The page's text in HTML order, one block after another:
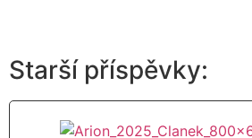
Starší příspěvky: